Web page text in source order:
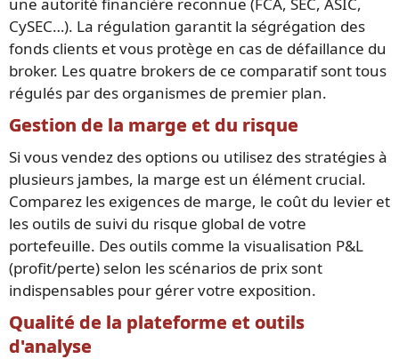
CySEC…). La régulation garantit la ségrégation des
fonds clients et vous protège en cas de défaillance du
broker. Les quatre brokers de ce comparatif sont tous
régulés par des organismes de premier plan.
Gestion de la marge et du risque
Si vous vendez des options ou utilisez des stratégies à
plusieurs jambes, la marge est un élément crucial.
Comparez les exigences de marge, le coût du levier et
les outils de suivi du risque global de votre
portefeuille. Des outils comme la visualisation P&L
(profit/perte) selon les scénarios de prix sont
indispensables pour gérer votre exposition.
Qualité de la plateforme et outils
d'analyse